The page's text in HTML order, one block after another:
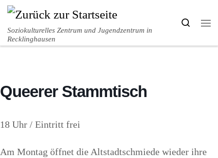
Zum Inhalt springen
Soziokulturelles Zentrum und Jugendzentrum in
Recklinghausen
Search
Queerer Stammtisch
18 Uhr / Eintritt frei
Am Montag öffnet die Altstadtschmiede wieder ihre